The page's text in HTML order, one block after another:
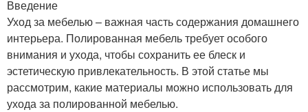
Введение
Уход за мебелью – важная часть содержания домашнего
интерьера. Полированная мебель требует особого
внимания и ухода, чтобы сохранить ее блеск и
эстетическую привлекательность. В этой статье мы
рассмотрим, какие материалы можно использовать для
ухода за полированной мебелью.